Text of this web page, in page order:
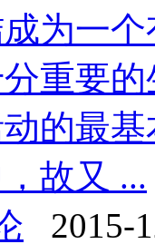
为一
重要
的最
故又 ...
2015-